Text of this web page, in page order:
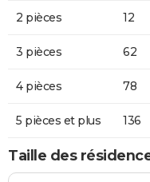
2 pièces 12
3 pièces 62
4 pièces 78
5 pièces et plus 136
Taille des